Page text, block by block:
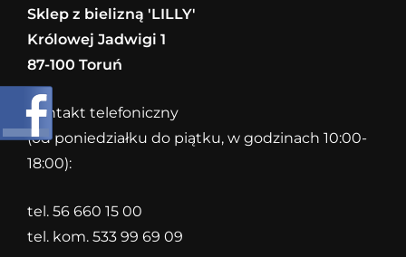
Sklep z bielizną 'LILLY'
Królowej Jadwigi 1
87-100 Toruń
Kontakt telefoniczny
(od poniedziałku do piątku, w godzinach 10:00-
18:00):
tel. 56 660 15 00
tel. kom. 533 99 69 09